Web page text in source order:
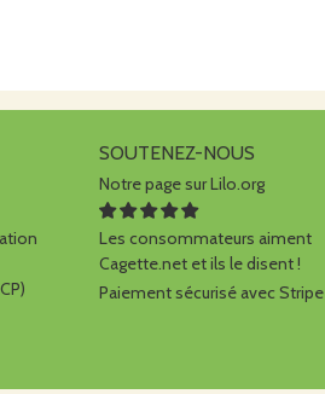
SOUTENEZ-NOUS
Notre page sur Lilo.org
Les consommateurs aiment
Cagette.net et ils le disent !
Paiement sécurisé avec Stripe